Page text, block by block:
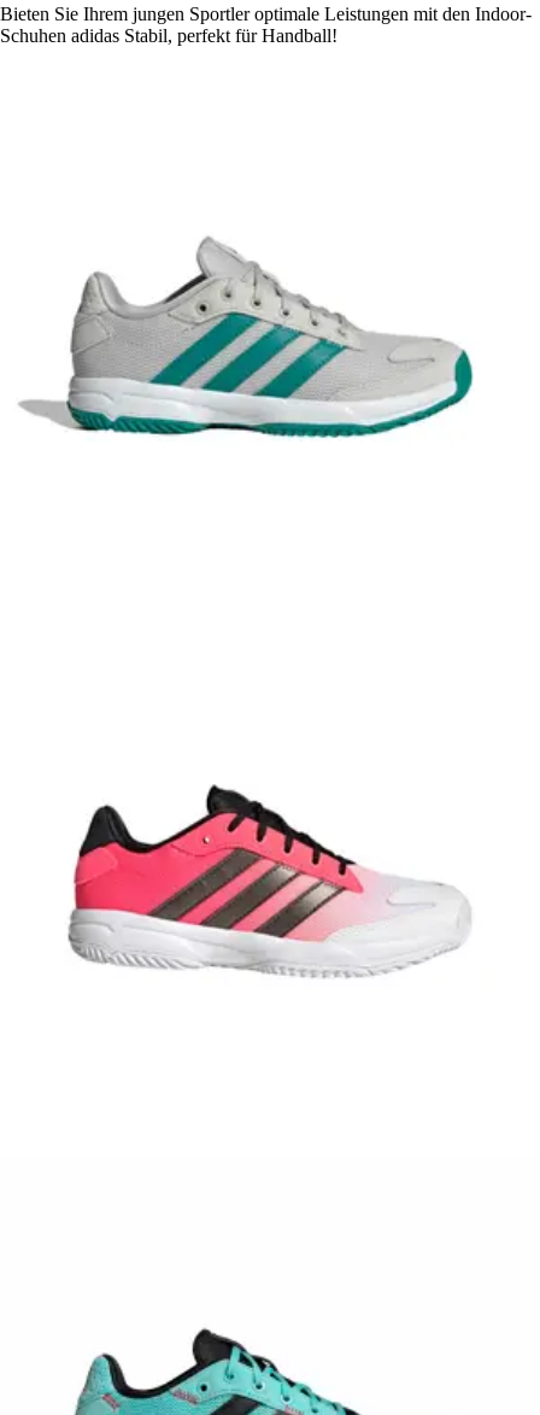
Bieten Sie Ihrem jungen Sportler optimale Leistungen mit den Indoor-
Schuhen adidas Stabil, perfekt für Handball!